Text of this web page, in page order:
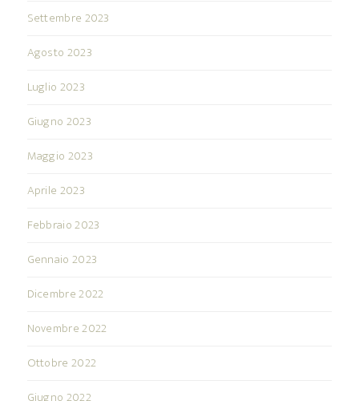
Settembre 2023
Agosto 2023
Luglio 2023
Giugno 2023
Maggio 2023
Aprile 2023
Febbraio 2023
Gennaio 2023
Dicembre 2022
Novembre 2022
Ottobre 2022